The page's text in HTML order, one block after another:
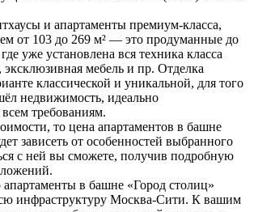
и апартаменты премиум-класса,
от 103 до 269 м² — это продуманные до
уже установлена вся техника класса
мебель и пр. Отделка
классической и уникальной, для того
недвижимость, идеально
требованиям.
то цена апартаментов в башне
зависеть от особенностей выбранного
с ней вы сможете, получив подробную
в башне «Город столиц»
инфраструктуру Москва-Сити. К вашим